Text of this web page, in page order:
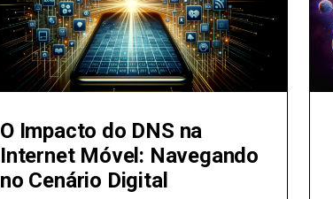
O Impacto do DNS na
Internet Móvel: Navegando
no Cenário Digital